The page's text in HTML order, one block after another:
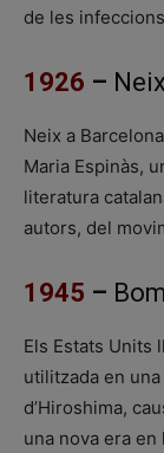
de les
1926 –
Neix a
Maria Espinàs,
literatura
autors, del
1945 –
Els Estats Units
utilitzada en
d’Hiroshima,
una nova era